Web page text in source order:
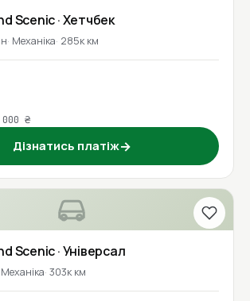
Scenic· Хетчбек
Механіка 285к км
₴
Дізнатись платіж→
Scenic· Універсал
Механіка 303к км